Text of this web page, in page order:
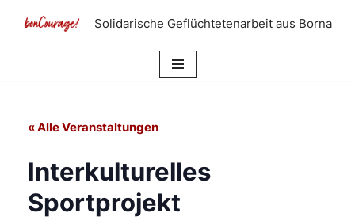
Solidarische Geflüchtetenarbeit aus Borna
« Alle Veranstaltungen
Interkulturelles
Sportprojekt